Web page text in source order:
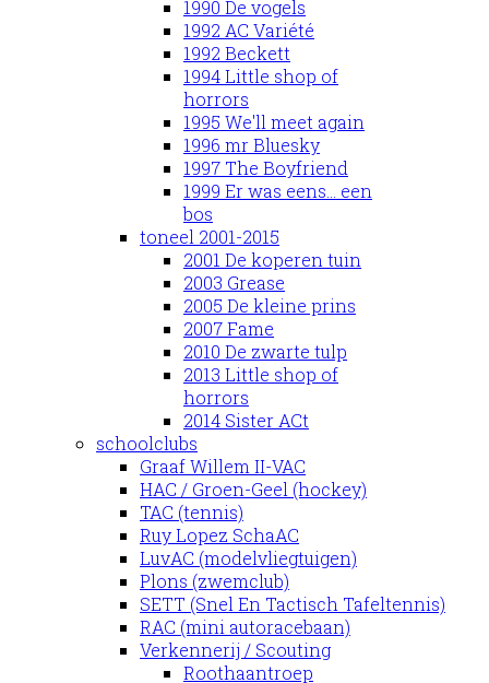
1990 De vogels
1992 AC Variété
1992 Beckett
1994 Little shop of
horrors
1995 We'll meet again
1996 mr Bluesky
1997 The Boyfriend
1999 Er was eens... een
bos
toneel 2001-2015
2001 De koperen tuin
2003 Grease
2005 De kleine prins
2007 Fame
2010 De zwarte tulp
2013 Little shop of
horrors
2014 Sister ACt
schoolclubs
Graaf Willem II-VAC
HAC / Groen-Geel (hockey)
TAC (tennis)
Ruy Lopez SchaAC
LuvAC (modelvliegtuigen)
Plons (zwemclub)
SETT (Snel En Tactisch Tafeltennis)
RAC (mini autoracebaan)
Verkennerij / Scouting
Roothaantroep